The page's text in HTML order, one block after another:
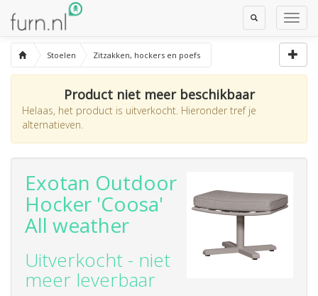
Toggle
Search
Stoelen Zitzakken, hockers en poefs
Product niet meer beschikbaar
Helaas, het product is uitverkocht. Hieronder tref je
alternatieven.
Exotan Outdoor
Hocker 'Coosa'
All weather
Uitverkocht - niet
meer leverbaar